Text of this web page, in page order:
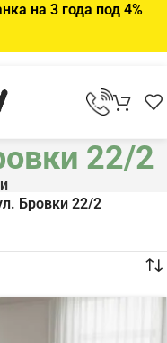
на 3 года под 4%
22/2
Бровки 22/2